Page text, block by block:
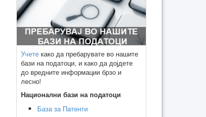
Учете како да пребарувате во нашите
бази на податоци, и како да дојдете
до вредните информации брзо и
лесно!
Национални бази на податоци
База за Патенти